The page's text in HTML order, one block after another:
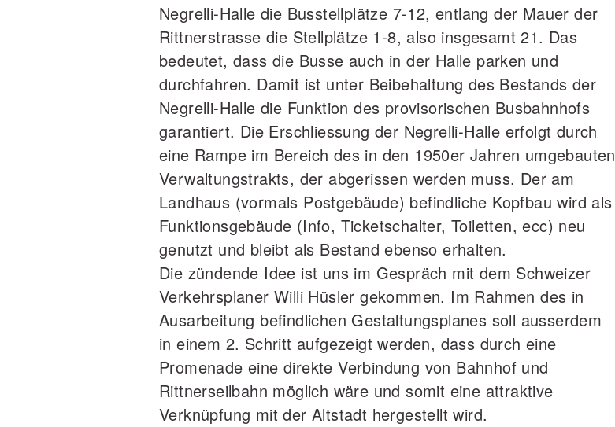
Negrelli‐Halle die Busstellplätze 7‐12, entlang der Mauer der
Rittnerstrasse die Stellplätze 1‐8, also insgesamt 21. Das
bedeutet, dass die Busse auch in der Halle parken und
durchfahren. Damit ist unter Beibehaltung des Bestands der
Negrelli‐Halle die Funktion des provisorischen Busbahnhofs
garantiert. Die Erschliessung der Negrelli‐Halle erfolgt durch
eine Rampe im Bereich des in den 1950er Jahren umgebauten
Verwaltungstrakts, der abgerissen werden muss. Der am
Landhaus (vormals Postgebäude) befindliche Kopfbau wird als
Funktionsgebäude (Info, Ticketschalter, Toiletten, ecc) neu
genutzt und bleibt als Bestand ebenso erhalten.
Die zündende Idee ist uns im Gespräch mit dem Schweizer
Verkehrsplaner Willi Hüsler gekommen. Im Rahmen des in
Ausarbeitung befindlichen Gestaltungsplanes soll ausserdem
in einem 2. Schritt aufgezeigt werden, dass durch eine
Promenade eine direkte Verbindung von Bahnhof und
Rittnerseilbahn möglich wäre und somit eine attraktive
Verknüpfung mit der Altstadt hergestellt wird.